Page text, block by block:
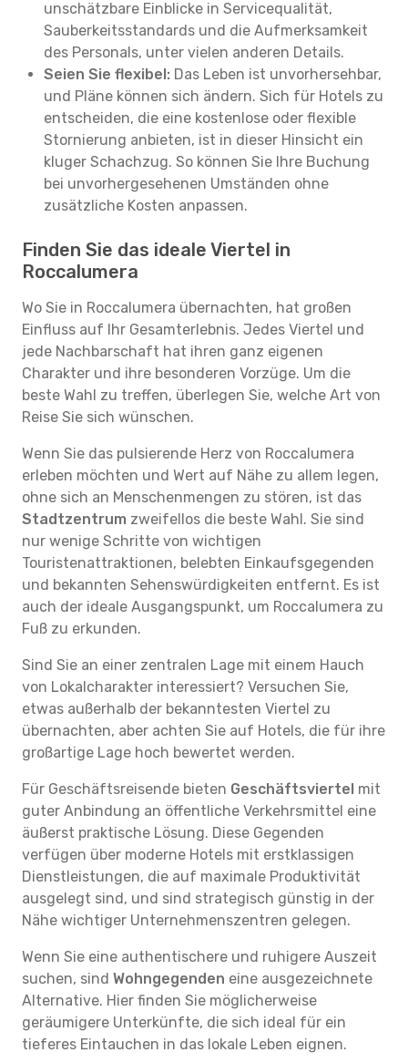
unschätzbare Einblicke in Servicequalität,
Sauberkeitsstandards und die Aufmerksamkeit
des Personals, unter vielen anderen Details.
Seien Sie flexibel: Das Leben ist unvorhersehbar,
und Pläne können sich ändern. Sich für Hotels zu
entscheiden, die eine kostenlose oder flexible
Stornierung anbieten, ist in dieser Hinsicht ein
kluger Schachzug. So können Sie Ihre Buchung
bei unvorhergesehenen Umständen ohne
zusätzliche Kosten anpassen.
Finden Sie das ideale Viertel in
Roccalumera
Wo Sie in Roccalumera übernachten, hat großen
Einfluss auf Ihr Gesamterlebnis. Jedes Viertel und
jede Nachbarschaft hat ihren ganz eigenen
Charakter und ihre besonderen Vorzüge. Um die
beste Wahl zu treffen, überlegen Sie, welche Art von
Reise Sie sich wünschen.
Wenn Sie das pulsierende Herz von Roccalumera
erleben möchten und Wert auf Nähe zu allem legen,
ohne sich an Menschenmengen zu stören, ist das
Stadtzentrum zweifellos die beste Wahl. Sie sind
nur wenige Schritte von wichtigen
Touristenattraktionen, belebten Einkaufsgegenden
und bekannten Sehenswürdigkeiten entfernt. Es ist
auch der ideale Ausgangspunkt, um Roccalumera zu
Fuß zu erkunden.
Sind Sie an einer zentralen Lage mit einem Hauch
von Lokalcharakter interessiert? Versuchen Sie,
etwas außerhalb der bekanntesten Viertel zu
übernachten, aber achten Sie auf Hotels, die für ihre
großartige Lage hoch bewertet werden.
Für Geschäftsreisende bieten Geschäftsviertel mit
guter Anbindung an öffentliche Verkehrsmittel eine
äußerst praktische Lösung. Diese Gegenden
verfügen über moderne Hotels mit erstklassigen
Dienstleistungen, die auf maximale Produktivität
ausgelegt sind, und sind strategisch günstig in der
Nähe wichtiger Unternehmenszentren gelegen.
Wenn Sie eine authentischere und ruhigere Auszeit
suchen, sind Wohngegenden eine ausgezeichnete
Alternative. Hier finden Sie möglicherweise
geräumigere Unterkünfte, die sich ideal für ein
tieferes Eintauchen in das lokale Leben eignen.